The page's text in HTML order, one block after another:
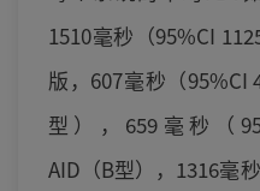
1510毫秒（95%CI
版，607毫秒（95%CI
型），659毫秒（
AID（B型），1316毫